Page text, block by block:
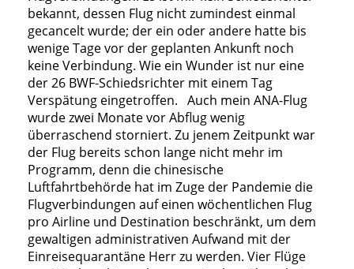
bekannt, dessen Flug nicht zumindest einmal
gecancelt wurde; der ein oder andere hatte bis
wenige Tage vor der geplanten Ankunft noch
keine Verbindung. Wie ein Wunder ist nur eine
der 26 BWF-Schiedsrichter mit einem Tag
Verspätung eingetroffen. Auch mein ANA-Flug
wurde zwei Monate vor Abflug wenig
überraschend storniert. Zu jenem Zeitpunkt war
der Flug bereits schon lange nicht mehr im
Programm, denn die chinesische
Luftfahrtbehörde hat im Zuge der Pandemie die
Flugverbindungen auf einen wöchentlichen Flug
pro Airline und Destination beschränkt, um dem
gewaltigen administrativen Aufwand mit der
Einreisequarantäne Herr zu werden. Vier Flüge